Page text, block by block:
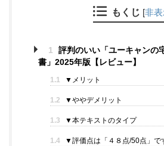
もくじ [非
1
評判のいい「ユーキャンの
書」2025年版【レビュー】
1.1 ▼メリット
1.2 ▼ややデメリット
1.3 ▼本テキストのタイプ
1.4 ▼評価点は「４８点/50点」で